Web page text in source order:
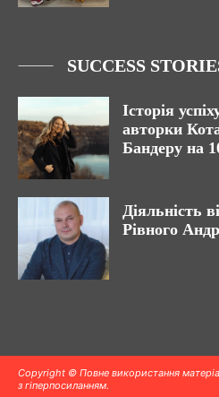
SUCCESS
Історія
авторки
Бандеру на
Діяльність
Рівного
Copyright © Повне використання
з гіперпосиланням.